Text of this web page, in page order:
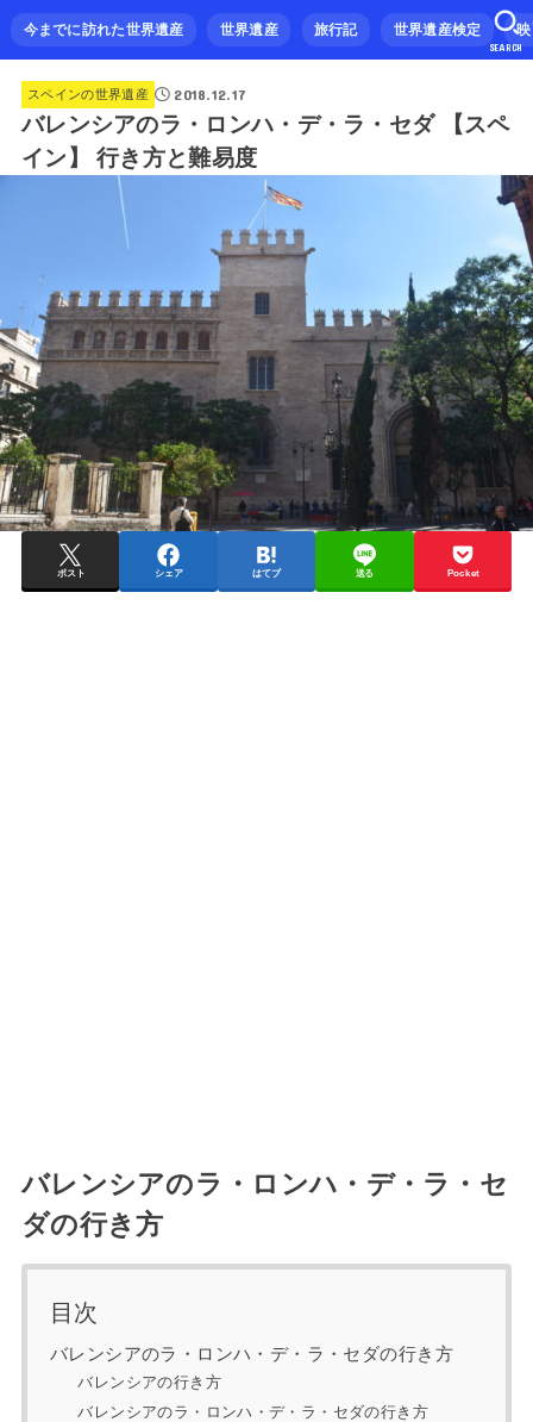
今までに訪れた世界遺産 世界遺産 旅行記 世界遺産検定
SEARCH
スペインの世界遺産 2018.12.17
バレンシアのラ・ロンハ・デ・ラ・セダ 【スペ
イン】 行き方と難易度
ポスト シェア はてブ 送る Pocket
バレンシアのラ・ロンハ・デ・ラ・セ
ダの行き方
目次
バレンシアのラ・ロンハ・デ・ラ・セダの行き方
バレンシアの行き方
バレンシアのラ・ロンハ・デ・ラ・セダの行き方